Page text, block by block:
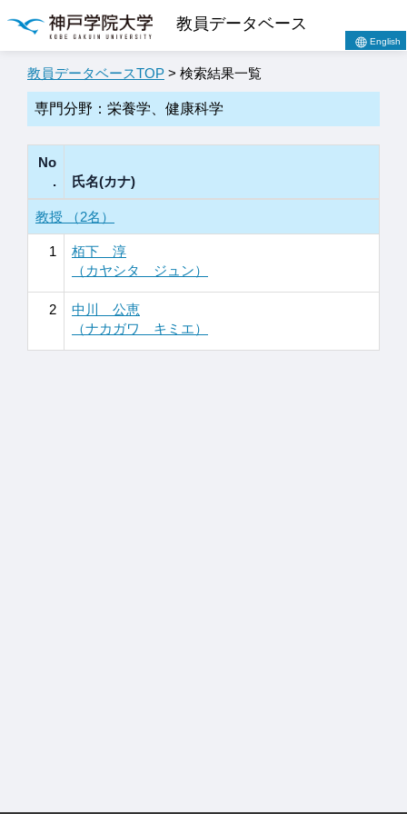
教員データベース
English
教員データベースTOP > 検索結果一覧
専門分野：栄養学、健康科学
No
.
氏名(カナ)
教授 （2名）
1
栢下 淳
（カヤシタ ジュン）
2
中川 公恵
（ナカガワ キミエ）